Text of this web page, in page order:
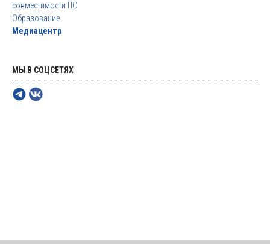
совместимости ПО
Образование
Медиацентр
МЫ В СОЦСЕТЯХ